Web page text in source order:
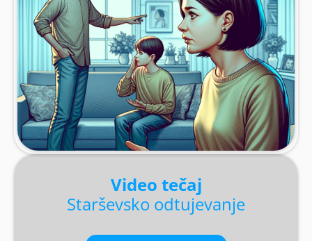
Video tečaj
Starševsko odtujevanje